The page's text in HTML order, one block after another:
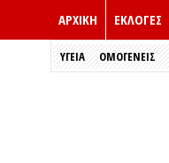
ΑΡΧΙΚΗ ΕΚΛΟΓΈΣ
ΥΓΕΙΑ ΟΜΟΓΕΝΕΙΣ